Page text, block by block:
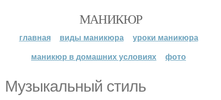
МАНИКЮР
главная виды маникюра
уроки маникюра
маникюр в домашних условиях
фото
Музыкальный стиль